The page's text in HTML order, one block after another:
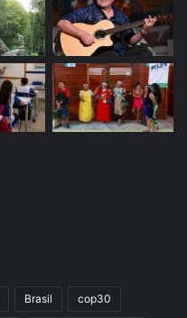
Brasil cop30